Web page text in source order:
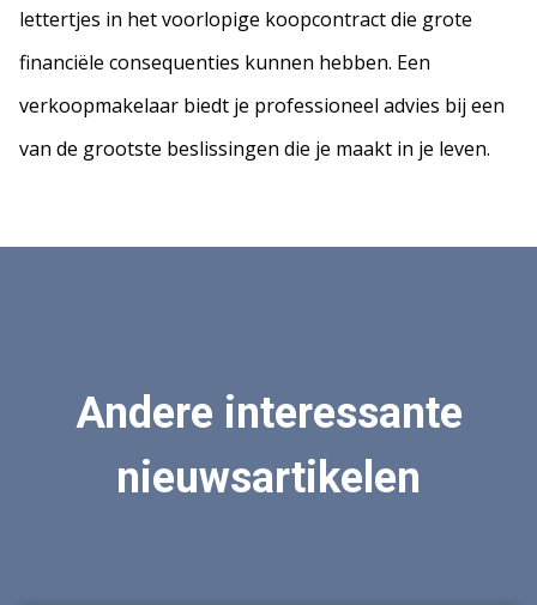
lettertjes in het voorlopige koopcontract die grote
financiële consequenties kunnen hebben. Een
verkoopmakelaar biedt je professioneel advies bij een
van de grootste beslissingen die je maakt in je leven.
Andere interessante
nieuwsartikelen